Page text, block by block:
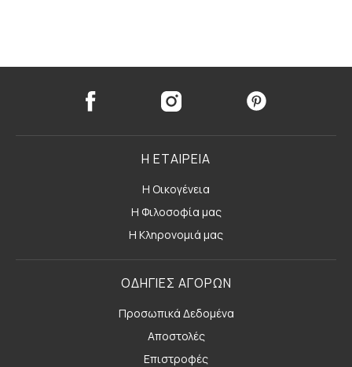
Η ΕΤΑΙΡΕΙΑ
Η Οικογένεια
Η Φιλοσοφία μας
Η Κληρονομιά μας
ΟΔΗΓΙΕΣ ΑΓΟΡΩΝ
Προσωπικά Δεδομένα
Αποστολές
Επιστροφές